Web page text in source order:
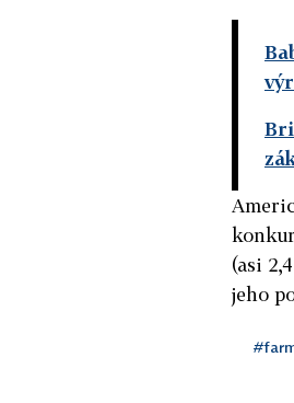
(asi
jeho